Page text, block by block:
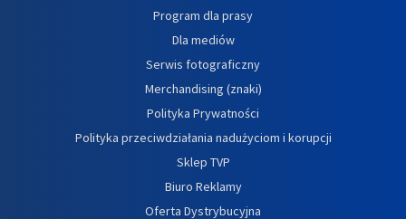
Program dla prasy
Dla mediów
Serwis fotograficzny
Merchandising (znaki)
Polityka Prywatności
Polityka przeciwdziałania nadużyciom i korupcji
Sklep TVP
Biuro Reklamy
Oferta Dystrybucyjna